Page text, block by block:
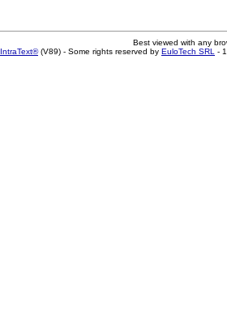
Best viewed with any
IntraText®(V89) - Some rights reserved by EuloTech SRL -